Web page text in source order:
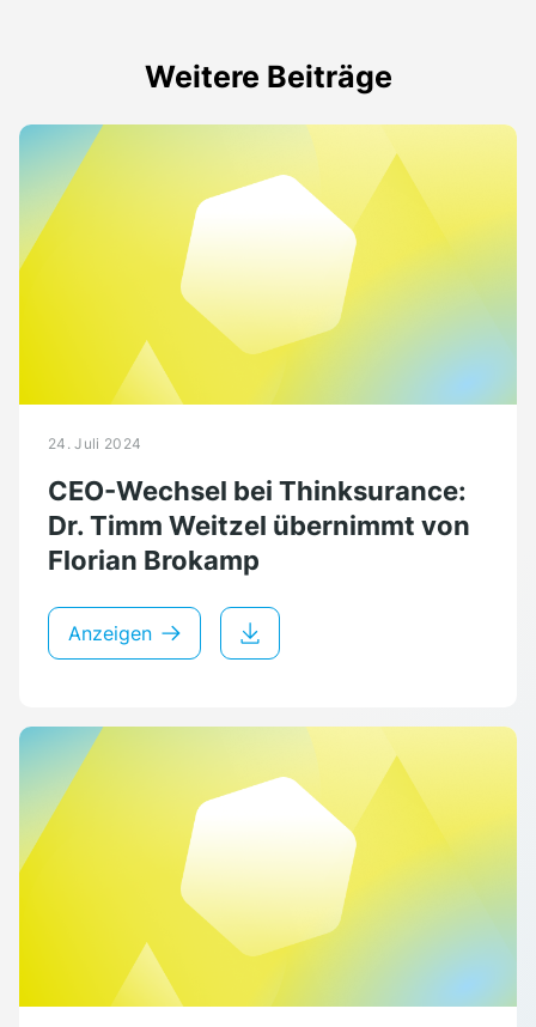
Weitere Beiträge
24. Juli 2024
CEO-Wechsel bei Thinksurance:
Dr. Timm Weitzel übernimmt von
Florian Brokamp
Anzeigen